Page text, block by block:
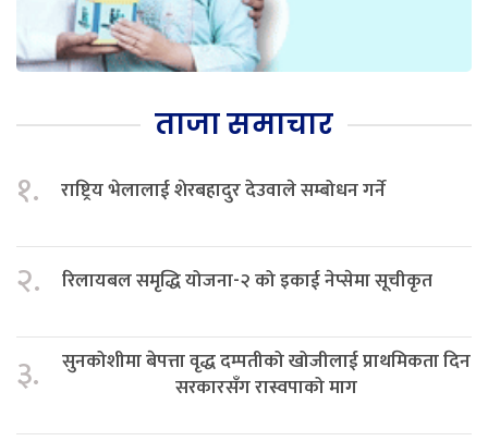
ताजा समाचार
१. राष्ट्रिय भेलालाई शेरबहादुर देउवाले सम्बोधन गर्ने
२. रिलायबल समृद्धि योजना-२ को इकाई नेप्सेमा सूचीकृत
३.
सुनकोशीमा बेपत्ता वृद्ध दम्पतीको खोजीलाई प्राथमिकता दिन
सरकारसँग रास्वपाको माग